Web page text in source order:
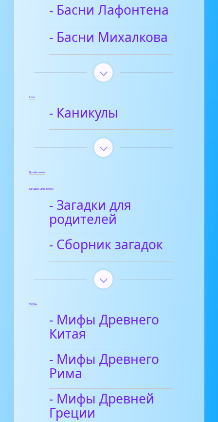
- Басни Лафонтена
- Басни Михалкова
Блог
- Каникулы
Диафильмы
Загадки для детей
- Загадки для
родителей
- Сборник загадок
Мифы
- Мифы Древнего
Китая
- Мифы Древнего
Рима
- Мифы Древней
Греции